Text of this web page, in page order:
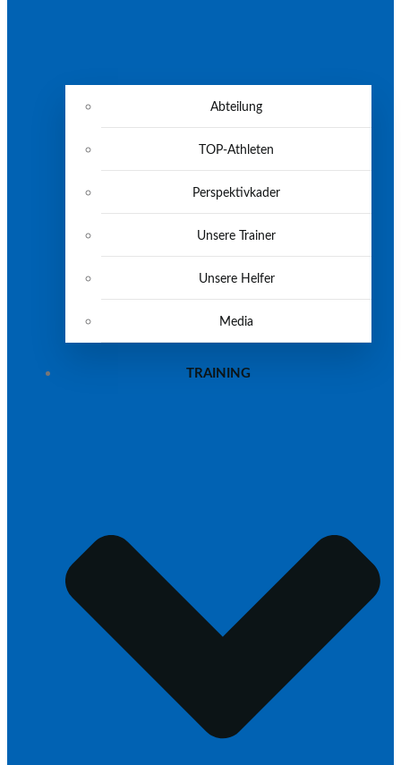
Abteilung
TOP-Athleten
Perspektivkader
Unsere Trainer
Unsere Helfer
Media
TRAINING